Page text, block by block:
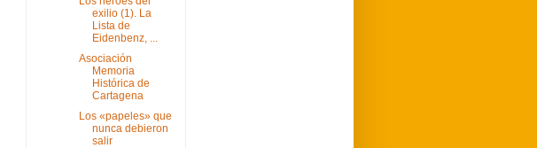
exilio (1). La
Lista de
Eidenbenz, ...
Asociación
Memoria
Histórica de
Cartagena
Los «papeles» que
nunca debieron
salir